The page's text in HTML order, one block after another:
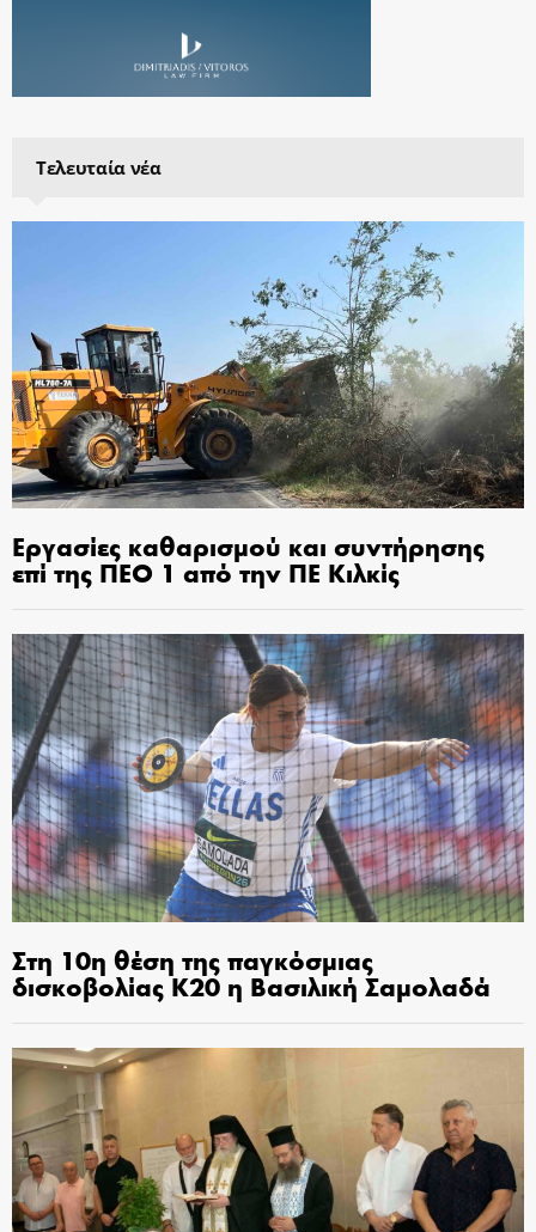
Τελευταία νέα
Εργασίες καθαρισμού και συντήρησης
επί της ΠΕΟ 1 από την ΠΕ Κιλκίς
Στη 10η θέση της παγκόσμιας
δισκοβολίας Κ20 η Βασιλική Σαμολαδά